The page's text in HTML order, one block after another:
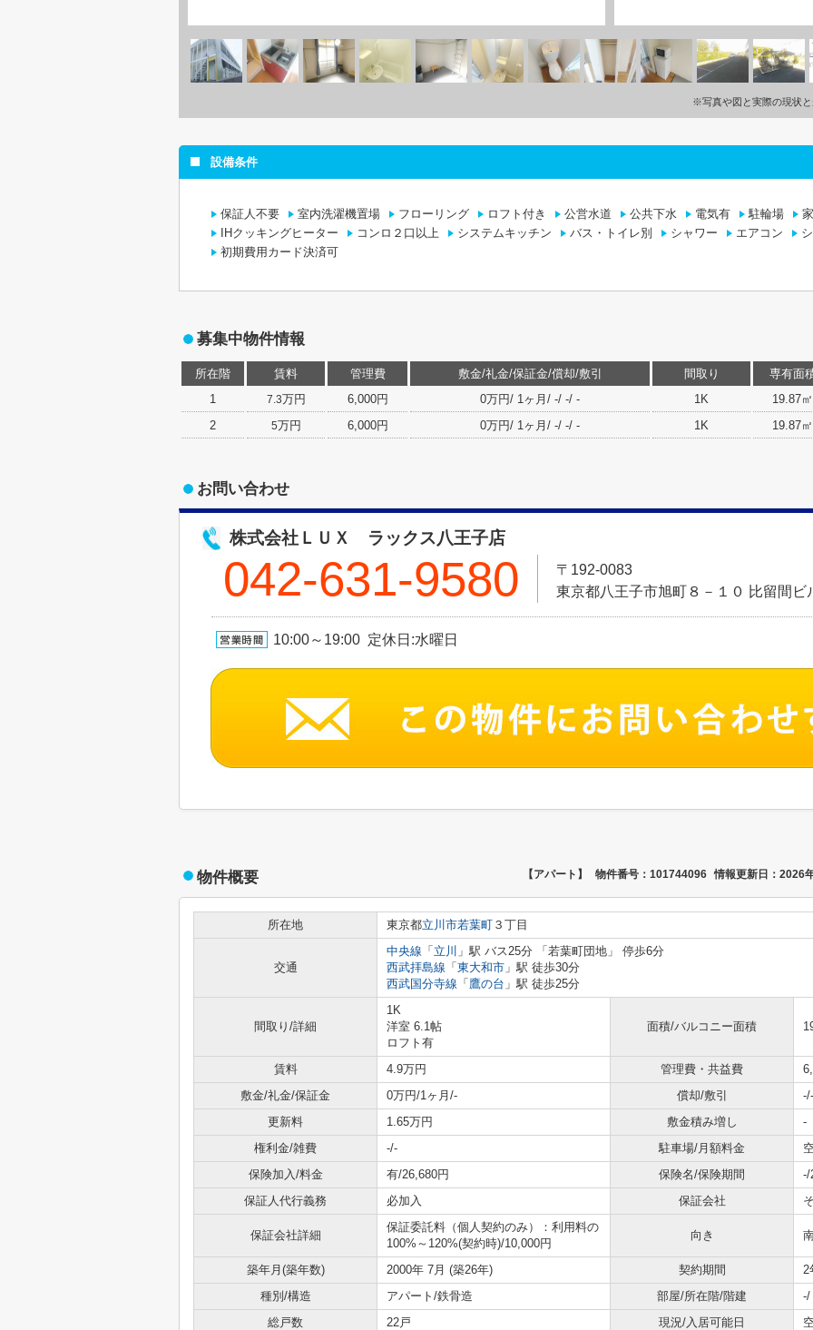
※写真や図と実際の現状
設備条件
保証人不要 室内洗濯機置場 フローリング ロフト付き 公営水道 公共下水 電気有 駐輪場
IHクッキングヒーター
コンロ２口以上 システムキッチン バス・トイレ別 シャワー エアコン
初期費用カード決済可
募集中物件情報
所在階 賃料 管理費 敷金/礼金/保証金/償却/敷引 間取り
専有面
1
7.3万円 6,000円 0万円/ 1ヶ月/ -/ -/ - 1K
19.87㎡
2
5万円 6,000円 0万円/ 1ヶ月/ -/ -/ - 1K 19.87㎡
お問い合わせ
株式会社ＬＵＸ ラックス八王子店
042-631-9580
〒192-0083
東京都八王子市旭町８－１０ 比留間ビ
10:00～19:00 定休日:水曜日
物件概要 【アパート】 物件番号：101744096 情報更新日：2026
所在地 東京都立川市若葉町 ３丁目
交通
中央線 「 立川 」駅 バス25分 「若葉町団地」 停歩6分
西武拝島線 「 東大和市 」駅 徒歩30分
西武国分寺線 「 鷹の台 」駅 徒歩25分
間取り/詳細
1K
洋室 6.1帖
ロフト有
面積/バルコニー面積
賃料 4.9万円 管理費・共益費
敷金/礼金/保証金
0万円/1ヶ月/- 償却/敷引
-/-
更新料
1.65万円 敷金積み増し
-
権利金/雑費
-/- 駐車場/月額料金
保険加入/料金
有/26,680円 保険名/保険期間
-/
保証人代行義務
必加入 保証会社
保証会社詳細
保証委託料（個人契約のみ）：利用料の
100%～120%(契約時)/10,000円
向き
築年月(築年数) 2000年 7月 (築26年) 契約期間
2
種別/構造
アパート/鉄骨造 部屋/所在階/階建
-/
総戸数
22戸 現況/入居可能日